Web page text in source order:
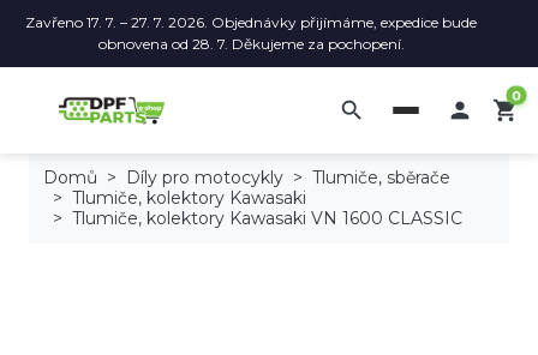
Zavřeno 17. 7. – 27. 7. 2026. Objednávky přijímáme, expedice bude
obnovena od 28. 7. Děkujeme za pochopení.
search  shopping_cart
0
Domů Díly pro motocykly
Tlumiče, sběrače
Tlumiče, kolektory Kawasaki
Tlumiče, kolektory Kawasaki VN 1600 CLASSIC